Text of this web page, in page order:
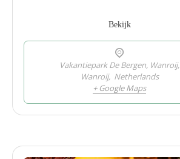
Bekijk
Vakantiepark De Bergen, Wanroij,
Wanroij, Netherlands
+ Google Maps